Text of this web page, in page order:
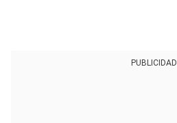
PUBLICIDAD